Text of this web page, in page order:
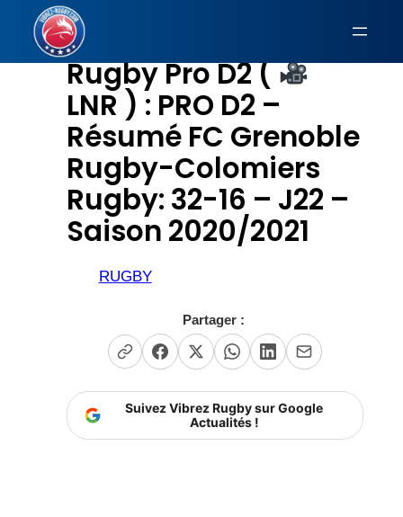
Aller
contenu Rugby Pro D2 (
LNR ) : PRO D2 –
Résumé FC Grenoble
Rugby-Colomiers
Rugby: 32-16 – J22 –
Saison 2020/2021
RUGBY
Partager :
Suivez Vibrez Rugby sur Google
Actualités !